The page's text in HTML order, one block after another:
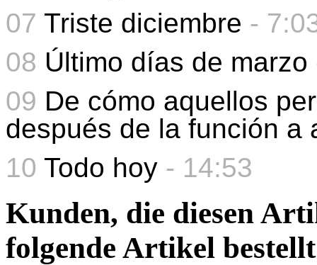
07 Triste diciembre -
08 Último días de marzo
09 De cómo aquellos
después de la función a
10 Todo hoy - 14:53
Kunden, die diesen
folgende Artikel